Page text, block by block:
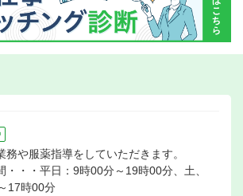
や服薬指導をしていただきます。
・・・平日：9時00分～19時00分、土、
17時00分